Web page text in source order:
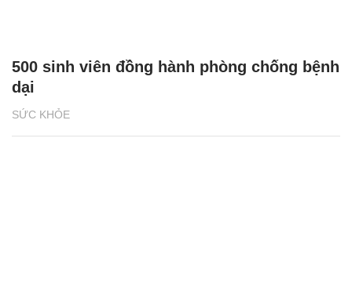
SỨC KHỎE
500 sinh viên đồng hành phòng chống bệnh
dại